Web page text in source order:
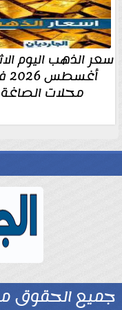
محلات الصاغة
جميع الحقوق